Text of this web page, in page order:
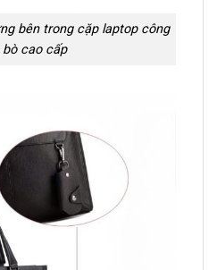
bên trong cặp laptop công
bò cao cấp